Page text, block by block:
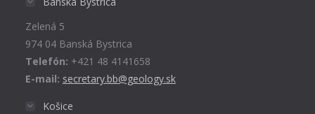
window
Zelená 5
974 04 Banská Bystrica
Telefón: +421 48 4141658
E-mail: secretary.bb@geology.sk
Košice